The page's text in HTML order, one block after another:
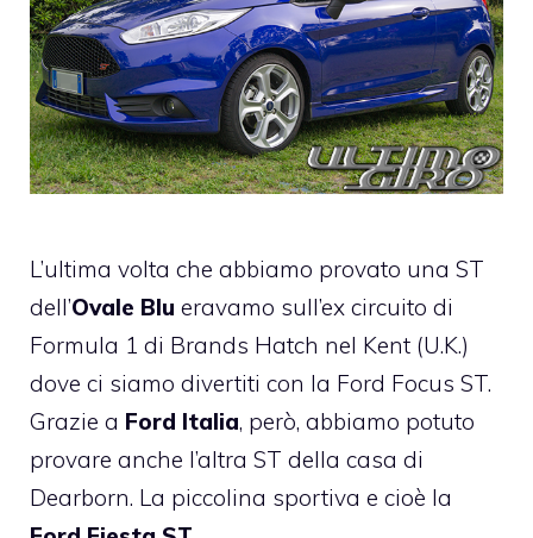
L’ultima volta che abbiamo provato una ST
dell’Ovale Blu eravamo sull’ex circuito di
Formula 1 di Brands Hatch nel Kent (U.K.)
dove ci siamo divertiti con la Ford Focus ST.
Grazie a Ford Italia, però, abbiamo potuto
provare anche l’altra ST della casa di
Dearborn. La piccolina sportiva e cioè la